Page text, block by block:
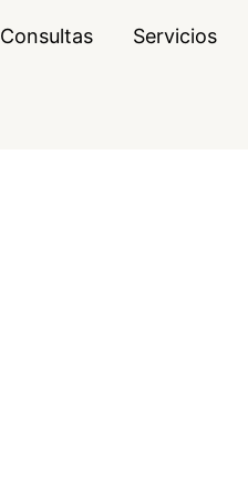
Consultas Servicios